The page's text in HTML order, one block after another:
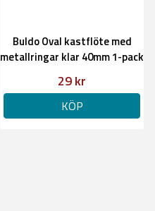
Buldo Oval kastflöte med
metallringar klar 40mm 1-pack
29 kr
KÖP